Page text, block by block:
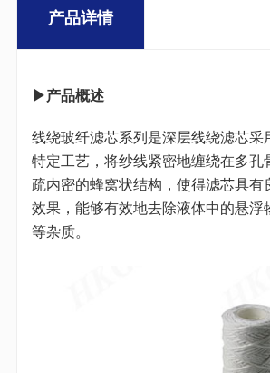
产品详情
▶产品概述
线绕玻纤滤芯系列是深层线绕滤芯采
特定工艺，将纱线紧密地缠绕在多孔
疏内密的蜂窝状结构，使得滤芯具有
效果，能够有效地去除液体中的悬浮
等杂质。